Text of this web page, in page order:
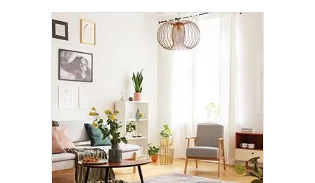
search
ブランド
ガイドライン